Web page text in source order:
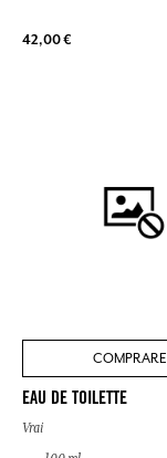
42,00 €
COMPRARE
EAU DE TOILETTE
Vrai